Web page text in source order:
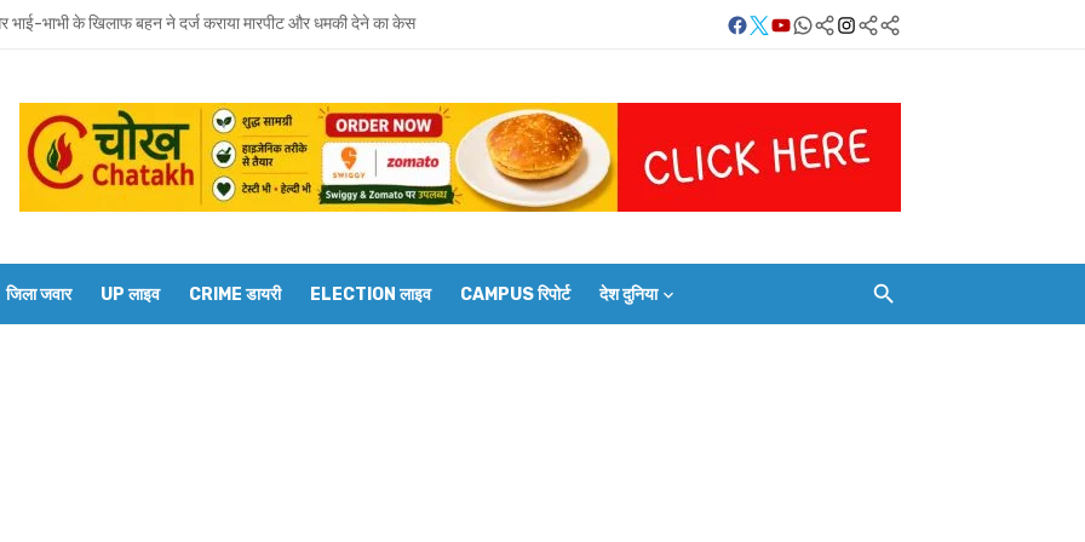
भाभी के खिलाफ बहन ने दर्ज कराया मारपीट और धमकी देने का केस
को होगा उमाशंकर सिंह का अंतिम संस्कार, दुकानें बंद कर व्यापारियों ने दी श्रद्धांजलि
विधानसभा से जुड़े थे उमाशंकर सिंह, पूरे सदन ने की थी जल्द स्वस्थ होने की कामना
भाई मानती थीं मायावती, राखी बांधने से लेकर परिवार को हिम्मत देने तक रहा खास रिश्ता
सिंह का निधन, मायावती ने जताया शोक
Facebook
Twitter
Youtube
Whatsapp
बलिया
लाइव
FOLLOW/JOIN
करें
Instagram
Telegram
जिला जवार UP लाइव CRIME डायरी ELECTION लाइव CAMPUS रिपोर्ट देश दुनिया